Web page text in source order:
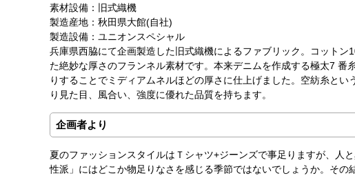
素材設備：旧式織機
製造産地：秋田県大館(自社)
製造設備：ユニオンスペシャル
兵庫県西脇にて企画製造した旧式織機によるファブリック。コットン
た絶妙な厚さのフランネル素材です。本来デニムを作成する極太7 番
りすることでミディアムネルほどの厚さに仕上げました。空紡糸とい
り見た目、風合い、強度に優れた品質を持ちます。
企画者より
夏のファッションスタイルはＴシャツ+ジーンズで事足りますが、人
性派」にはどこか物足りなさを感じる季節ではないでしょうか。その